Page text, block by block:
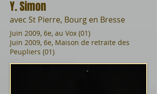
Y. Simon
avec St Pierre, Bourg en Bresse
Juin 2009, 6e, au Vox (01)
Juin 2009, 6e, Maison de retraite des
Peupliers (01)